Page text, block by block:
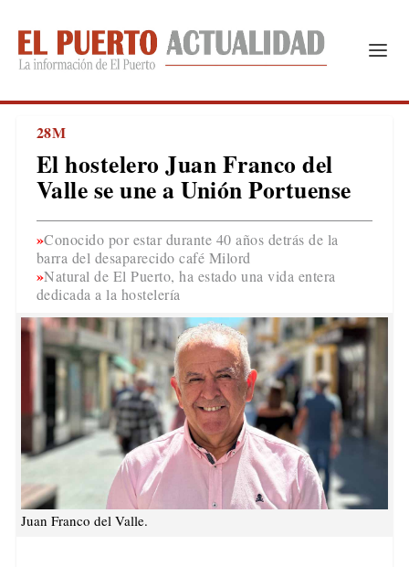
28M
El hostelero Juan Franco del
Valle se une a Unión Portuense
Conocido por estar durante 40 años detrás de la
barra del desaparecido café Milord
Natural de El Puerto, ha estado una vida entera
dedicada a la hostelería
Juan Franco del Valle.